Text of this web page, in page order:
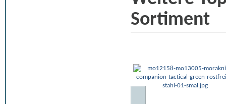
Sortiment